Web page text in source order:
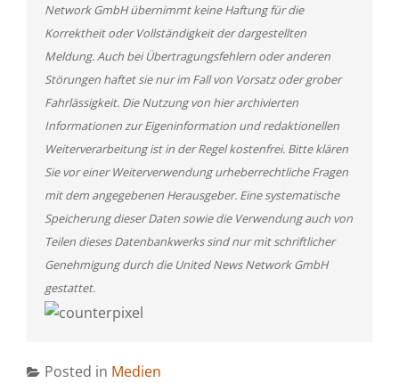
Network GmbH übernimmt keine Haftung für die
Korrektheit oder Vollständigkeit der dargestellten
Meldung. Auch bei Übertragungsfehlern oder anderen
Störungen haftet sie nur im Fall von Vorsatz oder grober
Fahrlässigkeit. Die Nutzung von hier archivierten
Informationen zur Eigeninformation und redaktionellen
Weiterverarbeitung ist in der Regel kostenfrei. Bitte klären
Sie vor einer Weiterverwendung urheberrechtliche Fragen
mit dem angegebenen Herausgeber. Eine systematische
Speicherung dieser Daten sowie die Verwendung auch von
Teilen dieses Datenbankwerks sind nur mit schriftlicher
Genehmigung durch die United News Network GmbH
gestattet.
Posted in Medien